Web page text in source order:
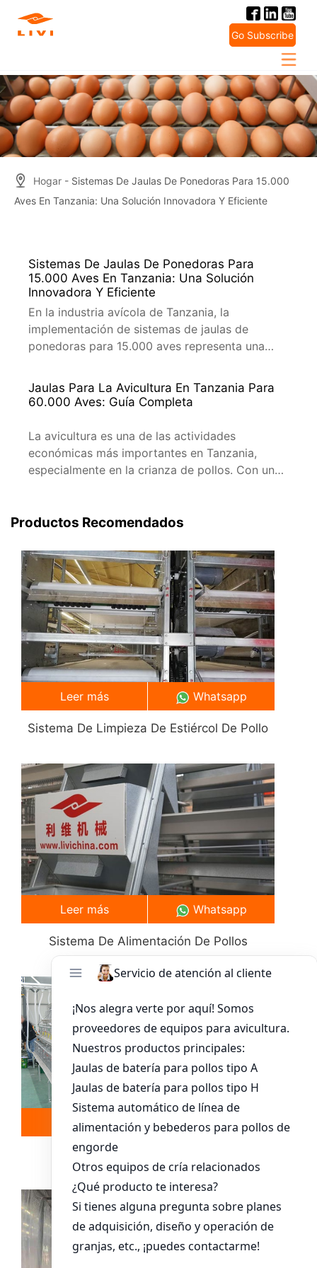
Go Subscribe
Hogar - Sistemas De Jaulas De Ponedoras Para 15.000
Aves En Tanzania: Una Solución Innovadora Y Eficiente
Sistemas De Jaulas De Ponedoras Para
15.000 Aves En Tanzania: Una Solución
Innovadora Y Eficiente
En la industria avícola de Tanzania, la
implementación de sistemas de jaulas de
ponedoras para 15.000 aves representa una
productividad. Este artículo aborda la
importancia de estos sistemas, sus
al desarrollo sostenible de la agricultura avícola
en Tanzania. Importancia de los Sistemas de […]
Jaulas Para La Avicultura En Tanzania Para
60.000 Aves: Guía Completa
La avicultura es una de las actividades
económicas más importantes en Tanzania,
especialmente en la crianza de pollos. Con un
se ha vuelto crucial. En este artículo,
adquisición de jaulas para la avicultura en
Tanzania, […]
Productos Recomendados
Sistema De Limpieza De Estiércol De Pollo
Leer más Whatsapp
Sistema De Alimentación De Pollos
Leer más Whatsapp
Sistema De Jaula Para Pollitos
Leer más Whatsapp